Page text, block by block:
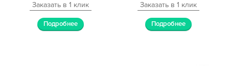
Заказать в 1 клик
Подробнее
Заказать в 1 клик
Подробнее